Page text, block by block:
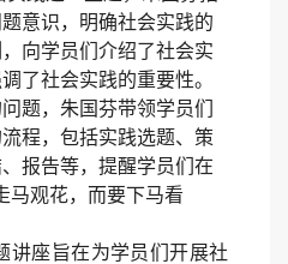
意识，明确社会实践的
向学员们介绍了社会实
了社会实践的重要性。
题，朱国芬带领学员们
程，包括实践选题、策
报告等，提醒学员们在
马观花，而要下马看
讲座旨在为学员们开展社